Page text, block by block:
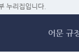
누리집입니다.
어문 규